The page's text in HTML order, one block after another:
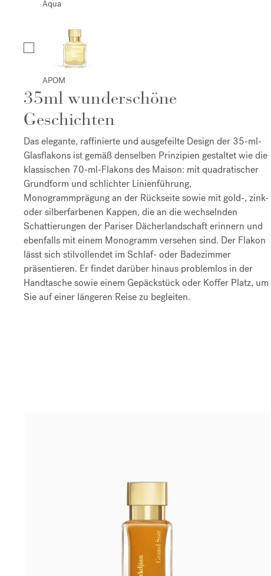
Aqua
APOM
35ml wunderschöne
Geschichten
Das elegante, raffinierte und ausgefeilte Design der 35-ml-
Glasflakons ist gemäß denselben Prinzipien gestaltet wie die
klassischen 70-ml-Flakons des Maison: mit quadratischer
Grundform und schlichter Linienführung,
Monogrammprägung an der Rückseite sowie mit gold-, zink-
oder silberfarbenen Kappen, die an die wechselnden
Schattierungen der Pariser Dächerlandschaft erinnern und
ebenfalls mit einem Monogramm versehen sind. Der Flakon
lässt sich stilvollendet im Schlaf- oder Badezimmer
präsentieren. Er findet darüber hinaus problemlos in der
Handtasche sowie einem Gepäckstück oder Koffer Platz, um
Sie auf einer längeren Reise zu begleiten.